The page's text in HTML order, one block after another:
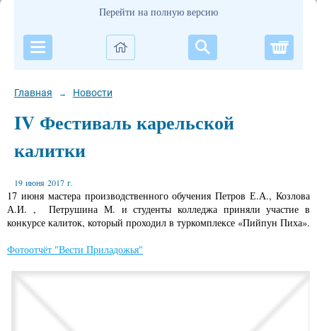
Перейти на полную версию
Главная → Новости
IV Фестиваль карельской
калитки
19 июня 2017 г.
17 июня мастера производственного обучения Петров Е.А., Козлова
А.И. , Петрушина М. и студенты колледжа приняли участие в
конкурсе калиток, который проходил в туркомплексе «Пийпун Пиха».
Фотоотчёт "Вести Приладожья"